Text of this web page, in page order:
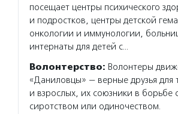
посещает центры психического
и подростков, центры детской
онкологии и иммунологии,
интернаты для детей с…
Волонтерство: Волонтеры
«Даниловцы» — верные друзья для
и взрослых, их союзники в борьбе
сиротством или одиночеством.